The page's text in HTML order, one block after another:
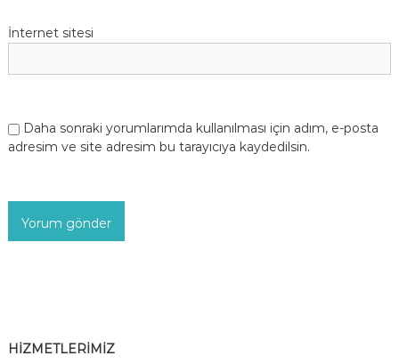
İnternet sitesi
Daha sonraki yorumlarımda kullanılması için adım, e-posta
adresim ve site adresim bu tarayıcıya kaydedilsin.
HİZMETLERİMİZ